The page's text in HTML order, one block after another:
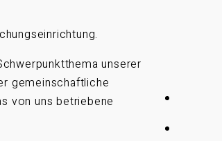
unserer
gemeinschaftliche
von uns betriebene